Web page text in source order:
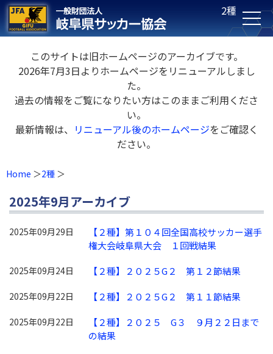
2種
このサイトは旧ホームページのアーカイブです。
2026年7月3日よりホームページをリニューアルしまし
た。
過去の情報をご覧になりたい方はこのままご利用くださ
い。
最新情報は、 リニューアル後のホームページをご確認く
ださい。
Home 2種
2025年9月アーカイブ
2025年09月29日
【２種】第１０４回全国高校サッカー選手
権大会岐阜県大会 １回戦結果
2025年09月24日 【２種】２０２５G２ 第１２節結果
2025年09月22日 【２種】２０２５G２ 第１１節結果
2025年09月22日
【２種】２０２５ G３ ９月２２日まで
の結果